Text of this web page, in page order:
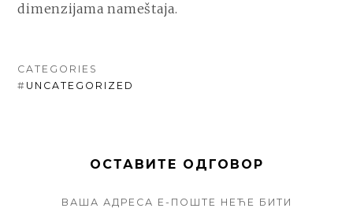
dimenzijama nameštaja.
CATEGORIES
# UNCATEGORIZED
ОСТАВИТЕ ОДГОВОР
ВАША АДРЕСА Е-ПОШТЕ НЕЋЕ БИТИ